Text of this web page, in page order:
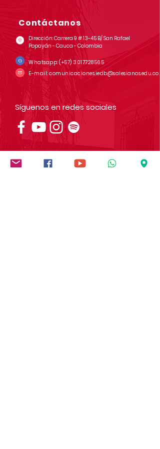
Contáctanos
Dirección: Carrera 9 # 13-45 B/ San Rafael
Popayán - Cauca - Colombia
Whatsapp: (+57) 3017728565
E-mail: comunicaciones.iedb@salesianos.edu.co
Síguenos en redes sociales